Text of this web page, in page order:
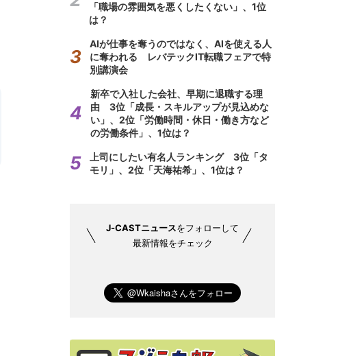
「職場の雰囲気を悪くしたくない」、1位
は？
AIが仕事を奪うのではなく、AIを使える人
に奪われる レバテックIT転職フェアで特
別講演会
新卒で入社した会社、早期に退職する理
由 3位「成長・スキルアップが見込めな
い」、2位「労働時間・休日・働き方など
の労働条件」、1位は？
上司にしたい有名人ランキング 3位「タ
モリ」、2位「天海祐希」、1位は？
J-CASTニュースをフォローして
最新情報をチェック